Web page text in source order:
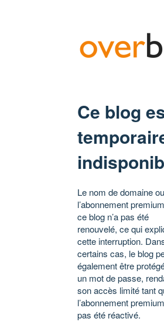
Ce blog
Le nom de domaine ou
l’abonnement
ce blog n’a pas été
renouvelé, ce qui
cette interruption.
certains cas, le blog
également être
un mot de passe,
son accès limité tant
l’abonnement
pas été réactivé.